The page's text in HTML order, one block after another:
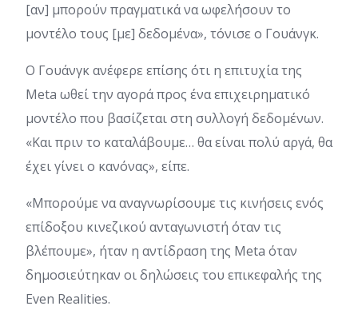
[αν] μπορούν πραγματικά να ωφελήσουν το
μοντέλο τους [με] δεδομένα», τόνισε ο Γουάνγκ.
Ο Γουάνγκ ανέφερε επίσης ότι η επιτυχία της
Meta ωθεί την αγορά προς ένα επιχειρηματικό
μοντέλο που βασίζεται στη συλλογή δεδομένων.
«Και πριν το καταλάβουμε… θα είναι πολύ αργά, θα
έχει γίνει ο κανόνας», είπε.
«Μπορούμε να αναγνωρίσουμε τις κινήσεις ενός
επίδοξου κινεζικού ανταγωνιστή όταν τις
βλέπουμε», ήταν η αντίδραση της Meta όταν
δημοσιεύτηκαν οι δηλώσεις του επικεφαλής της
Even Realities.